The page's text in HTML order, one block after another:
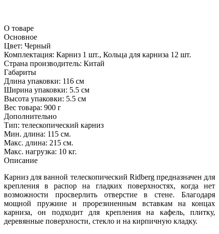
О товаре
Основное
Цвет: Черный
Комплектация: Карниз 1 шт., Кольца для карниза 12 шт.
Страна производитель: Китай
Габариты
Длина упаковки: 116 см
Ширина упаковки: 5.5 см
Высота упаковки: 5.5 см
Вес товара: 900 г
Дополнительно
Тип: телескопический карниз
Мин. длина: 115 см.
Макс. длина: 215 см.
Макс. нагрузка: 10 кг.
Описание
Карниз для ванной телескопический Ridberg предназначен для
крепления в распор на гладких поверхностях, когда нет
возможности просверлить отверстие в стене. Благодаря
мощной пружине и прорезиненным вставкам на концах
карниза, он подходит для крепления на кафель, плитку,
деревянные поверхности, стекло и на кирпичную кладку.